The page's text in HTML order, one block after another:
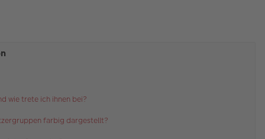
wie trete ich ihnen bei?
farbig dargestellt?